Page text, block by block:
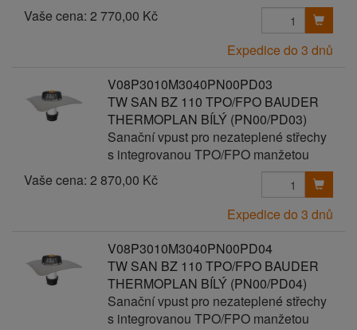
Vaše cena: 2 770,00 Kč
Expedice do 3 dnů
V08P3010M3040PN00PD03
TW SAN BZ 110 TPO/FPO BAUDER
THERMOPLAN BÍLÝ (PN00/PD03)
Sanační vpust pro nezateplené střechy
s integrovanou TPO/FPO manžetou
Vaše cena: 2 870,00 Kč
Expedice do 3 dnů
V08P3010M3040PN00PD04
TW SAN BZ 110 TPO/FPO BAUDER
THERMOPLAN BÍLÝ (PN00/PD04)
Sanační vpust pro nezateplené střechy
s integrovanou TPO/FPO manžetou